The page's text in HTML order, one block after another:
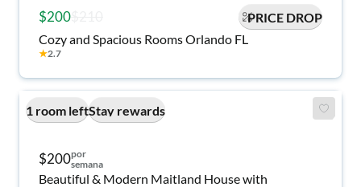
$200
PRICE DROP
Cozy and Spacious Rooms Orlando FL
★2.7
1 room leftStay rewards
$200por
semana
Beautiful & Modern Maitland House with